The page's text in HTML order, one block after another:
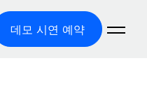
데모 시연 예약